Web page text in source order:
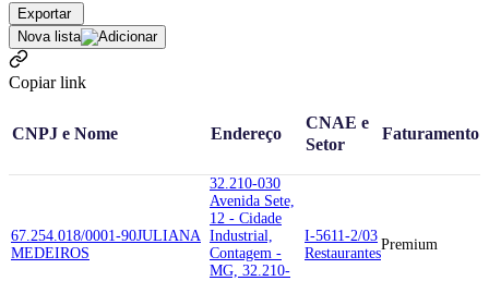
Exportar
Nova lista
Copiar link
CNPJ e Nome Endereço
CNAE e
Setor
Faturamento
67.254.018/0001-90JULIANA
MEDEIROS
32.210-030
Avenida Sete,
12 - Cidade
Industrial,
Contagem -
MG, 32.210-
I-5611-2/03
Restaurantes
Premium